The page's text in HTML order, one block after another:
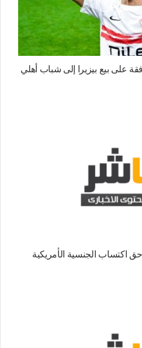
على بيع بيزيرا إلى شباب أهلي
حق اكتساب الجنسية الأمريكية